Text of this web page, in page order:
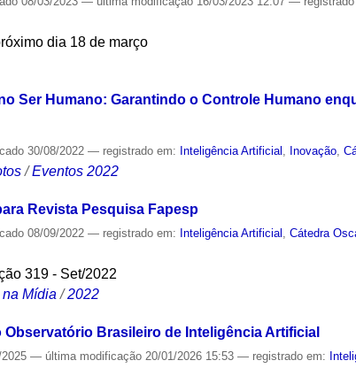
dia 18 de março
Ser Humano: Garantindo o Controle Humano
30/08/2022— registrado em: Inteligência Artificial , Inovação,
/Eventos 2022
Revista Pesquisa Fapesp
08/09/2022— registrado em: Inteligência Artificial ,Cátedra
319 - Set/2022
na Mídia /2022
Brasileiro de Inteligência Artificial
2025— última modificação 20/01/2026 15:53— registrado em: